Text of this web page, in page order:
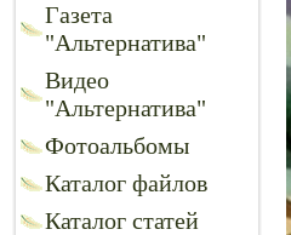
Газета
"Альтернатива"
Видео
"Альтернатива"
Фотоальбомы
Каталог файлов
Каталог статей